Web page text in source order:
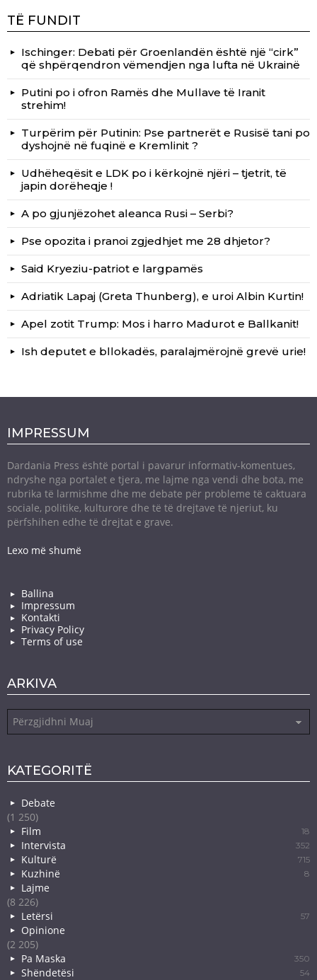
TË FUNDIT
Ischinger: Debati për Groenlandën është një “cirk”
që shpërqendron vëmendjen nga lufta në Ukrainë
Putini po i ofron Ramës dhe Mullave të Iranit
strehim!
Turpërim për Putinin: Pse partnerët e Rusisë tani po
dyshojnë në fuqinë e Kremlinit ?
Udhëheqësit e LDK po i kërkojnë njëri – tjetrit, të
japin dorëheqje !
A po gjunjëzohet aleanca Rusi – Serbi?
Pse opozita i pranoi zgjedhjet me 28 dhjetor?
Said Kryeziu-patriot e largpamës
Adriatik Lapaj (Greta Thunberg), e uroi Albin Kurtin!
Apel zotit Trump: Mos i harro Madurot e Ballkanit!
Ish deputet e bllokadës, paralajmërojnë grevë urie!
IMPRESSUM
Dardania Press është portal i pavarur informativ-komentues,
ndryshe nga portalet e tjera, me lajme nga vendi dhe bota, me
rubrika të larmishme dhe me debate për probleme të caktuara
sociale, politike, kulturore dhe të të drejtave të njeriut, ku
përfshihen edhe të drejtat e grave.
Lexo më shumë
Ballina
Impressum
Kontakti
Privacy Policy
Terms of use
ARKIVA
KATEGORITË
Debate
(1 250)
Film
18
Intervista 352
Kulturë 715
Kuzhinë 8
Lajme
(8 226)
Letërsi
57
Opinione
(2 205)
Pa Maska
350
Shëndetësi 54